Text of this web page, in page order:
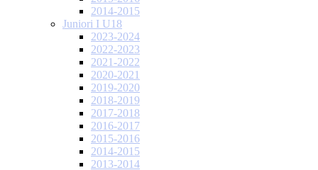
2014-2015
Juniori I U18
2023-2024
2022-2023
2021-2022
2020-2021
2019-2020
2018-2019
2017-2018
2016-2017
2015-2016
2014-2015
2013-2014